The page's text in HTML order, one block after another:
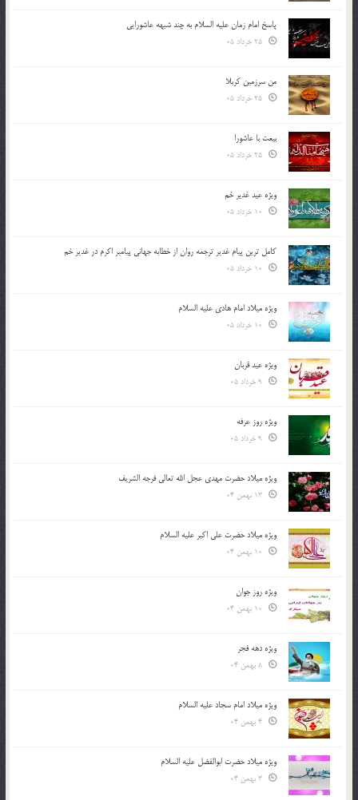
پاسخ امام زمان علیه السلام به چند شبهه عاشورایی
من سرزمین کربلا
بیعت با عاشورا
ویژه عید غدیر خم
کامل ترین پیام غدیر ترجمه روان از خطابه جهانی پیامبر اکرم در غدیر خم
ویژه میلاد امام هادی علیه السلام
ویژه عید قربان
ویژه روز عرفه
ویژه میلاد حضرت مهدی عجل الله تعالی فرجه الشريف
ویژه میلاد حضرت علی اکبر علیه السلام
ویژه روز جوان
ویژه دهه فجر
ویژه میلاد امام سجاد علیه السلام
ویژه میلاد حضرت ابوالفضل علیه السلام